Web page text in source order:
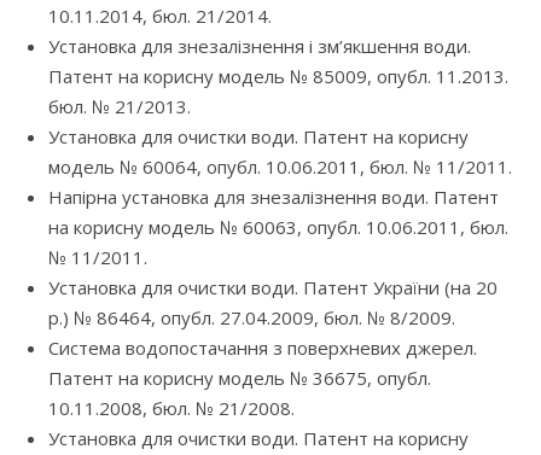
10.11.2014, бюл. 21/2014.
Установка для знезалізнення і зм’якшення води.
Патент на корисну модель № 85009, опубл. 11.2013.
бюл. № 21/2013.
Установка для очистки води. Патент на корисну
модель № 60064, опубл. 10.06.2011, бюл. № 11/2011.
Напірна установка для знезалізнення води. Патент
на корисну модель № 60063, опубл. 10.06.2011, бюл.
№ 11/2011.
Установка для очистки води. Патент України (на 20
р.) № 86464, опубл. 27.04.2009, бюл. № 8/2009.
Система водопостачання з поверхневих джерел.
Патент на корисну модель № 36675, опубл.
10.11.2008, бюл. № 21/2008.
Установка для очистки води. Патент на корисну